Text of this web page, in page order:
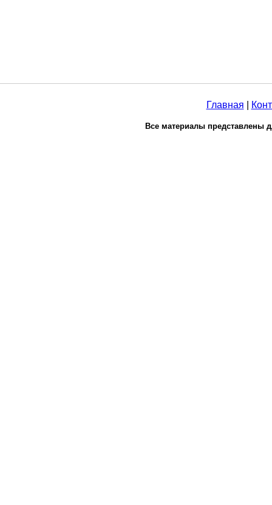
Главная
Все материалы представлены